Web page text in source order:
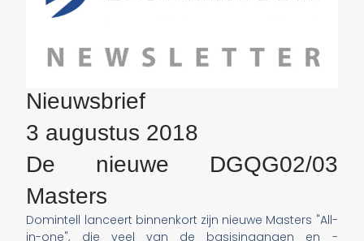
Nieuwsbrief
3 augustus 2018
De nieuwe DGQG02/03
Masters
Domintell lanceert binnenkort zijn nieuwe Masters "All-
in-one", die veel van de basisingangen en -